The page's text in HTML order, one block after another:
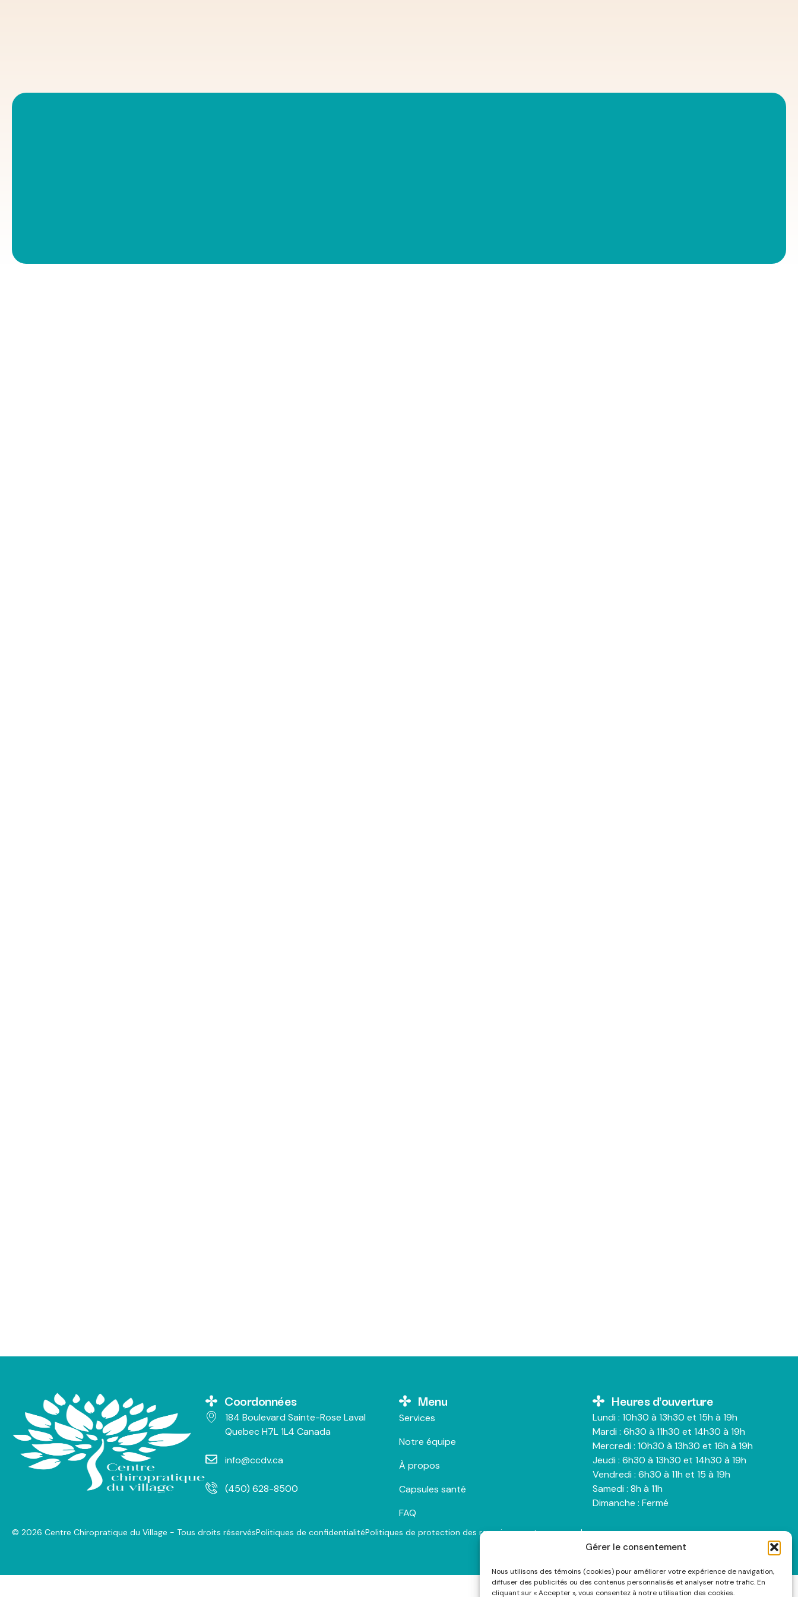
Gérer le consentement
Nous utilisons des témoins (cookies) pour améliorer votre expérience de navigation,
diffuser des publicités ou des contenus personnalisés et analyser notre trafic. En
cliquant sur « Accepter », vous consentez à notre utilisation des cookies.
Coordonnées
184 Boulevard Sainte-Rose Laval
Quebec H7L 1L4 Canada
info@ccdv.ca
(450) 628-8500
Menu
Services
Notre équipe
À propos
Capsules santé
FAQ
Heures d'ouverture
Lundi : 10h30 à 13h30 et 15h à 19h
Mardi : 6h30 à 11h30 et 14h30 à 19h
Mercredi : 10h30 à 13h30 et 16h à 19h
Jeudi : 6h30 à 13h30 et 14h30 à 19h
Vendredi : 6h30 à 11h et 15 à 19h
Samedi : 8h à 11h
Dimanche : Fermé
© 2026 Centre Chiropratique du Village - Tous droits réservésPolitiques de confidentialitéPolitiques de protection des renseignements personnels